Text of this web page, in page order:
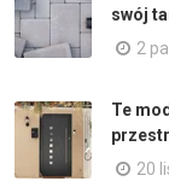
swój
2
Te
20